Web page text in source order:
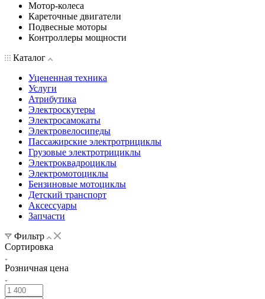
Мотор-колеса
Кареточные двигатели
Подвесные моторы
Контроллеры мощности
Каталог
Уцененная техника
Услуги
Атрибутика
Электроскутеры
Электросамокаты
Электровелосипеды
Пассажирские электротрициклы
Грузовые электротрициклы
Электроквадроциклы
Электромотоциклы
Бензиновые мотоциклы
Детский транспорт
Аксессуары
Запчасти
Фильтр
Сортировка
Розничная цена